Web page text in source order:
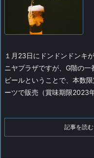
１月23日にドンドンドンキ
ニヤプラザですが、G階の
ビールということで、本数
ーツで販売（賞味期限2023
記事を読む